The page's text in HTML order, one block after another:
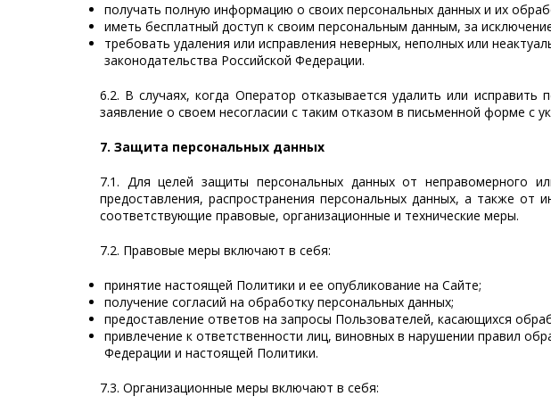
получать полную информацию о своих персональных данных и их
иметь бесплатный доступ к своим персональным данным, за
требовать удаления или исправления неверных, неполных или
законодательства Российской Федерации.
6.2. В случаях, когда Оператор отказывается удалить или
заявление о своем несогласии с таким отказом в письменной форме с
7. Защита персональных данных
7.1. Для целей защиты персональных данных от неправомерного
предоставления, распространения персональных данных, а также
соответствующие правовые, организационные и технические меры.
7.2. Правовые меры включают в себя:
принятие настоящей Политики и ее опубликование на Сайте;
получение согласий на обработку персональных данных;
предоставление ответов на запросы Пользователей, касающихся
привлечение к ответственности лиц, виновных в нарушении правил
Федерации и настоящей Политики.
7.3. Организационные меры включают в себя: